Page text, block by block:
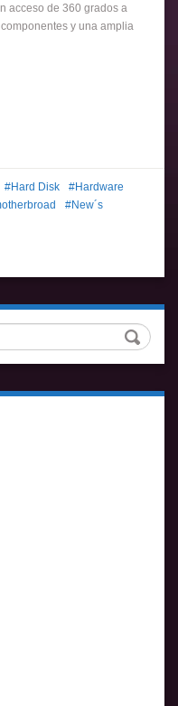
acceso de 360 grados a
y una amplia
Hard Disk
Hardware
New´s